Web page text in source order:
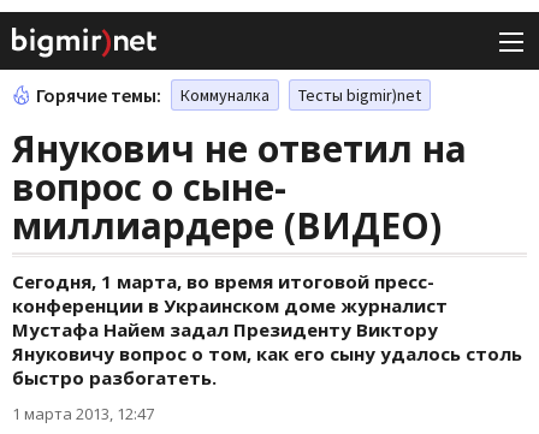
Горячие темы: Коммуналка Тесты bigmir)net
Янукович не ответил на
вопрос о сыне-
миллиардере (ВИДЕО)
Сегодня, 1 марта, во время итоговой пресс-
конференции в Украинском доме журналист
Мустафа Найем задал Президенту Виктору
Януковичу вопрос о том, как его сыну удалось столь
быстро разбогатеть.
1 марта 2013, 12:47